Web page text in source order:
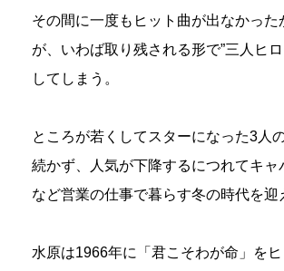
その間に一度もヒット曲が出なかった
が、いわば取り残される形で”三人ヒ
してしまう。
ところが若くしてスターになった3人
続かず、人気が下降するにつれてキャ
など営業の仕事で暮らす冬の時代を迎
水原は1966年に「君こそわが命」を